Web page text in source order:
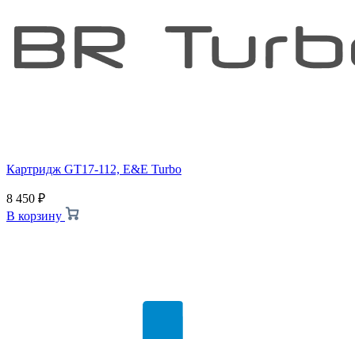
Картридж GT17-112, E&E Turbo
8 450 ₽
В корзину